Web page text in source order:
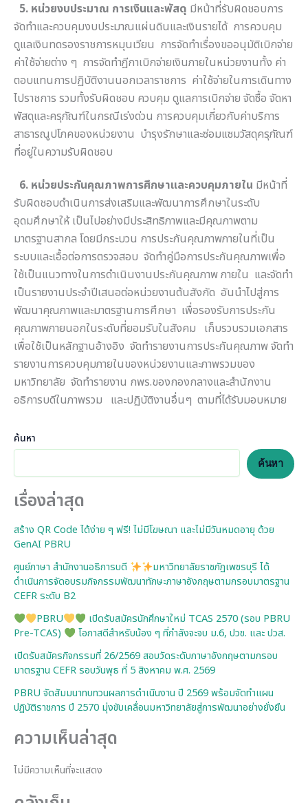
5. หน่วยงบประมาณ การเงินและพัสดุ มีหน้าที่รับผิดชอบการ
จัดทำและควบคุมงบประมาณแผ่นดินและเงินรายได้ การควบคุม
ดูแลเงินทดรองราชการหมุนเวียน การจัดทำเรื่องขออนุมัติเบิกจ่าย
ค่าใช้จ่ายต่าง ๆ การจัดทำฎีกาเบิกจ่ายเงินภายในหน่วยงานทั้ง ค่า
ตอบแทนการปฏิบัติงานนอกเวลาราชการ ค่าใช้จ่ายในการเดินทาง
ไปราชการ รวมทั้งรับผิดชอบ ควบคุม ดูแลการเบิกจ่าย จัดซื้อ จัดหา
พัสดุและครุภัณฑ์ในกรณีเร่งด่วน การควบคุมเกี่ยวกับค่าบริการ
สาธารณูปโภคของหน่วยงาน บำรุงรักษาและซ่อมแซมวัสดุครุภัณฑ์
ที่อยู่ในความรับผิดชอบ
6. หน่วยประกันคุณภาพการศึกษาและควบคุมภายใน มีหน้าที่
รับผิดชอบดำเนินการส่งเสริมและพัฒนาการศึกษาในระดับ
อุดมศึกษาให้ เป็นไปอย่างมีประสิทธิภาพและมีคุณภาพตาม
มาตรฐานสากล โดยมีกระบวน การประกันคุณภาพภายในที่เป็น
ระบบและเอื้อต่อการตรวจสอบ จัดทำคู่มือการประกันคุณภาพเพื่อ
ใช้เป็นแนวทางในการดำเนินงานประกันคุณภาพ ภายใน และจัดทำ
เป็นรายงานประจำปีเสนอต่อหน่วยงานต้นสังกัด อันนำไปสู่การ
พัฒนาคุณภาพและมาตรฐานการศึกษา เพื่อรองรับการประกัน
คุณภาพภายนอกในระดับที่ยอมรับในสังคม เก็บรวบรวมเอกสาร
เพื่อใช้เป็นหลักฐานอ้างอิง จัดทำรายงานการประกันคุณภาพ จัดทำ
รายงานการควบคุมภายในของหน่วยงานและภาพรวมของ
มหาวิทยาลัย จัดทำรายงาน กพร.ของกองกลางและสำนักงาน
อธิการบดีในภาพรวม และปฏิบัติงานอื่นๆ ตามที่ได้รับมอบหมาย
ค้นหา
ค้นหา
เรื่องล่าสุด
สร้าง QR Code ได้ง่าย ๆ ฟรี! ไม่มีโฆษณา และไม่มีวันหมดอายุ ด้วย
GenAI PBRU
ศูนย์ภาษา สำนักงานอธิการบดี
มหาวิทยาลัยราชภัฏเพชรบุรี ได้
ดำเนินการจัดอบรมกิจกรรมพัฒนาทักษะภาษาอังกฤษตามกรอบมาตรฐาน
CEFR ระดับ B2
PBRU
เปิดรับสมัครนักศึกษาใหม่ TCAS 2570 (รอบ PBRU
Pre-TCAS)
โอกาสดีสำหรับน้อง ๆ ที่กำลังจะจบ ม.6, ปวช. และ ปวส.
เปิดรับสมัครกิจกรรมที่ 26/2569 สอบวัดระดับภาษาอังกฤษตามกรอบ
มาตรฐาน CEFR รอบวันพุธ ที่ 5 สิงหาคม พ.ศ. 2569
PBRU จัดสัมมนาทบทวนผลการดำเนินงาน ปี 2569 พร้อมจัดทำแผน
ปฏิบัติราชการ ปี 2570 มุ่งขับเคลื่อนมหาวิทยาลัยสู่การพัฒนาอย่างยั่งยืน
ความเห็นล่าสุด
ไม่มีความเห็นที่จะแสดง